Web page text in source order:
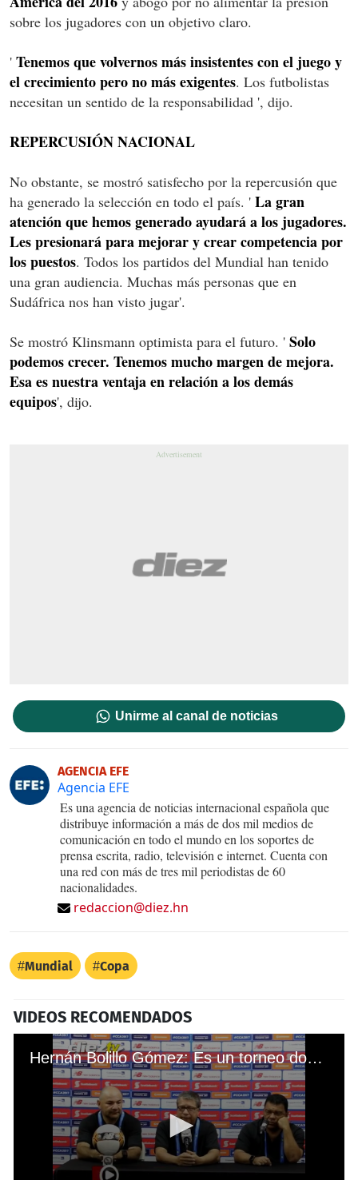
sobre los jugadores con un objetivo claro.
' Tenemos que volvernos más insistentes con el juego y
el crecimiento pero no más exigentes. Los futbolistas
necesitan un sentido de la responsabilidad ', dijo.
REPERCUSIÓN NACIONAL
No obstante, se mostró satisfecho por la repercusión que
ha generado la selección en todo el país. ' La gran
atención que hemos generado ayudará a los jugadores.
Les presionará para mejorar y crear competencia por
los puestos. Todos los partidos del Mundial han tenido
una gran audiencia. Muchas más personas que en
Sudáfrica nos han visto jugar'.
Se mostró Klinsmann optimista para el futuro. ' Solo
podemos crecer. Tenemos mucho margen de mejora.
Esa es nuestra ventaja en relación a los demás
equipos', dijo.
Unirme al canal de noticias
AGENCIA EFE
Agencia EFE
Es una agencia de noticias internacional española que
distribuye información a más de dos mil medios de
comunicación en todo el mundo en los soportes de
prensa escrita, radio, televisión e internet. Cuenta con
una red con más de tres mil periodistas de 60
nacionalidades.
redaccion@diez.hn
Mundial Copa
VIDEOS RECOMENDADOS
Hernán Bolillo Gómez: Es un torneo donde se ve muy parejo todo